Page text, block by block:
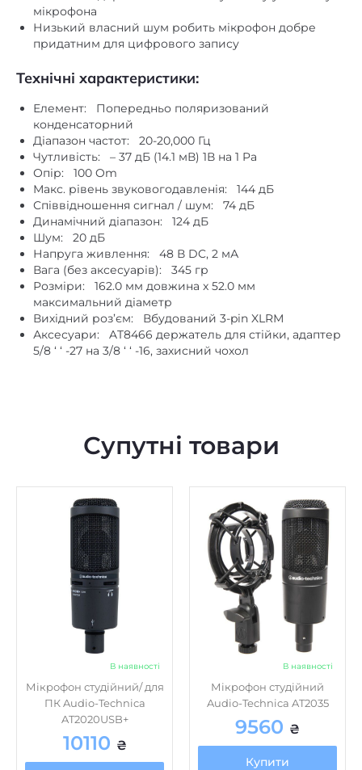
мікрофона
Низький власний шум робить мікрофон добре
придатним для цифрового запису
Технічні характеристики:
Елемент: Попередньо поляризований
конденсаторний
Діапазон частот: 20-20,000 Гц
Чутливість: – 37 дБ (14.1 мВ) 1В на 1 Pa
Опір: 100 Om
Макс. рівень звуковогодавленія: 144 дБ
Співвідношення сигнал / шум: 74 дБ
Динамічний діапазон: 124 дБ
Шум: 20 дБ
Напруга живлення: 48 В DC, 2 мА
Вага (без аксесуарів): 345 гр
Розміри: 162.0 мм довжина x 52.0 мм
максимальний діаметр
Вихідний роз’єм: Вбудований 3-pin XLRМ
Аксесуари: AT8466 держатель для стійки, адаптер
5/8 ‘ ‘ -27 на 3/8 ‘ ‘ -16, захисний чохол
Супутні товари
В наявності
Мікрофон студійний/ для
ПК Audio-Technica
AT2020USB+
10110 ₴
В наявності
Мікрофон студійний
Audio-Technica AT2035
9560 ₴
Купити